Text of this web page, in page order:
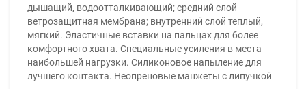
дышащий, водоотталкивающий; средний слой
ветрозащитная мембрана; внутренний слой теплый,
мягкий. Эластичные вставки на пальцах для более
комфортного хвата. Специальные усиления в места
наибольшей нагрузки. Силиконовое напыление для
лучшего контакта. Неопреновые манжеты с липучкой